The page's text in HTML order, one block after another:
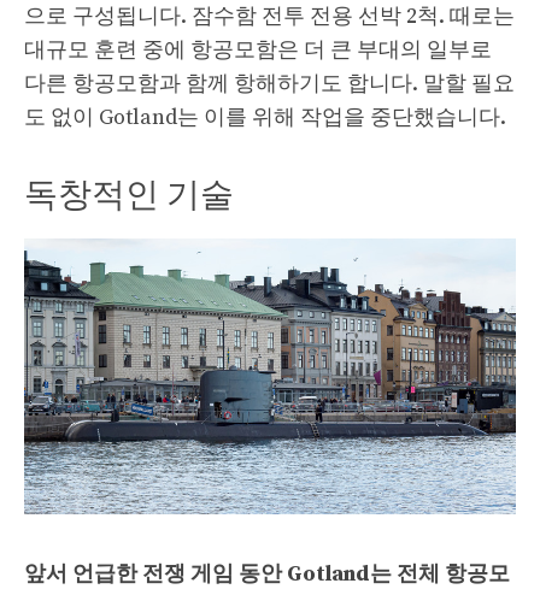
으로 구성됩니다. 잠수함 전투 전용 선박 2척. 때로는
대규모 훈련 중에 항공모함은 더 큰 부대의 일부로
다른 항공모함과 함께 항해하기도 합니다. 말할 필요
도 없이 Gotland는 이를 위해 작업을 중단했습니다.
독창적인 기술
앞서 언급한 전쟁 게임 동안 Gotland는 전체 항공모